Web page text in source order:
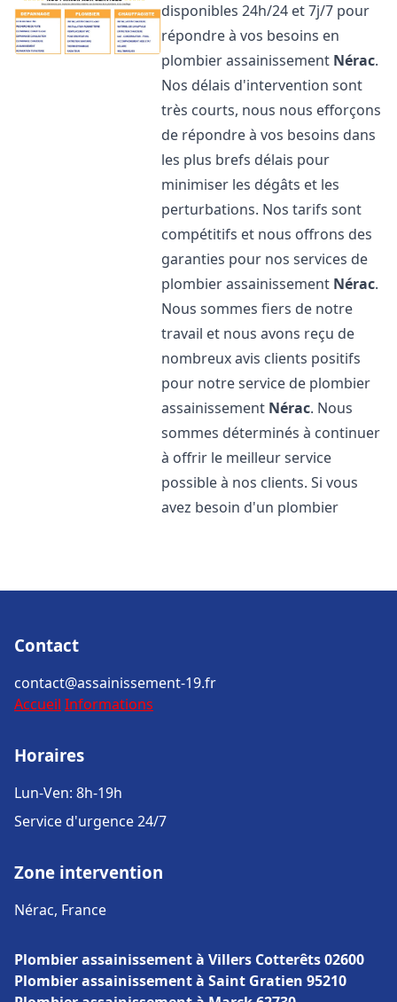
disponibles 24h/24 et 7j/7 pour
répondre à vos besoins en
plombier assainissement Nérac.
Nos délais d'intervention sont
très courts, nous nous efforçons
de répondre à vos besoins dans
les plus brefs délais pour
minimiser les dégâts et les
perturbations. Nos tarifs sont
compétitifs et nous offrons des
garanties pour nos services de
plombier assainissement Nérac.
Nous sommes fiers de notre
travail et nous avons reçu de
nombreux avis clients positifs
pour notre service de plombier
assainissement Nérac. Nous
sommes déterminés à continuer
à offrir le meilleur service
possible à nos clients. Si vous
avez besoin d'un plombier
Contact
contact@assainissement-19.fr
Accueil Informations
Horaires
Lun-Ven: 8h-19h
Service d'urgence 24/7
Zone intervention
Nérac, France
Plombier assainissement à Villers Cotterêts 02600
Plombier assainissement à Saint Gratien 95210